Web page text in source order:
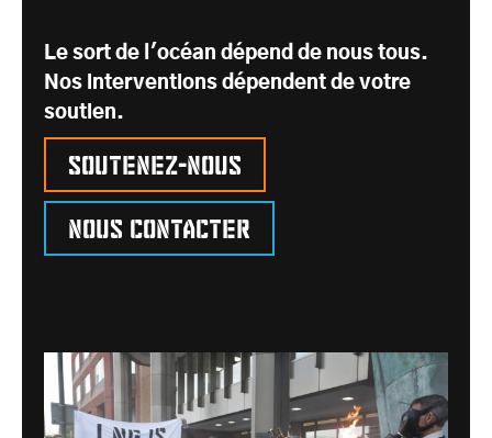
Le sort de l'océan dépend de nous tous.
Nos interventions dépendent de votre
soutien.
Soutenez-nous
Nous contacter